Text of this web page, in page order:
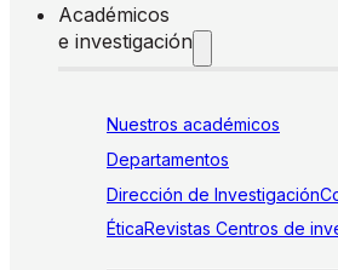
Académicos
e investigación
Nuestros académicos
Departamentos
Dirección de Investigación
ÉticaRevistas Centros de